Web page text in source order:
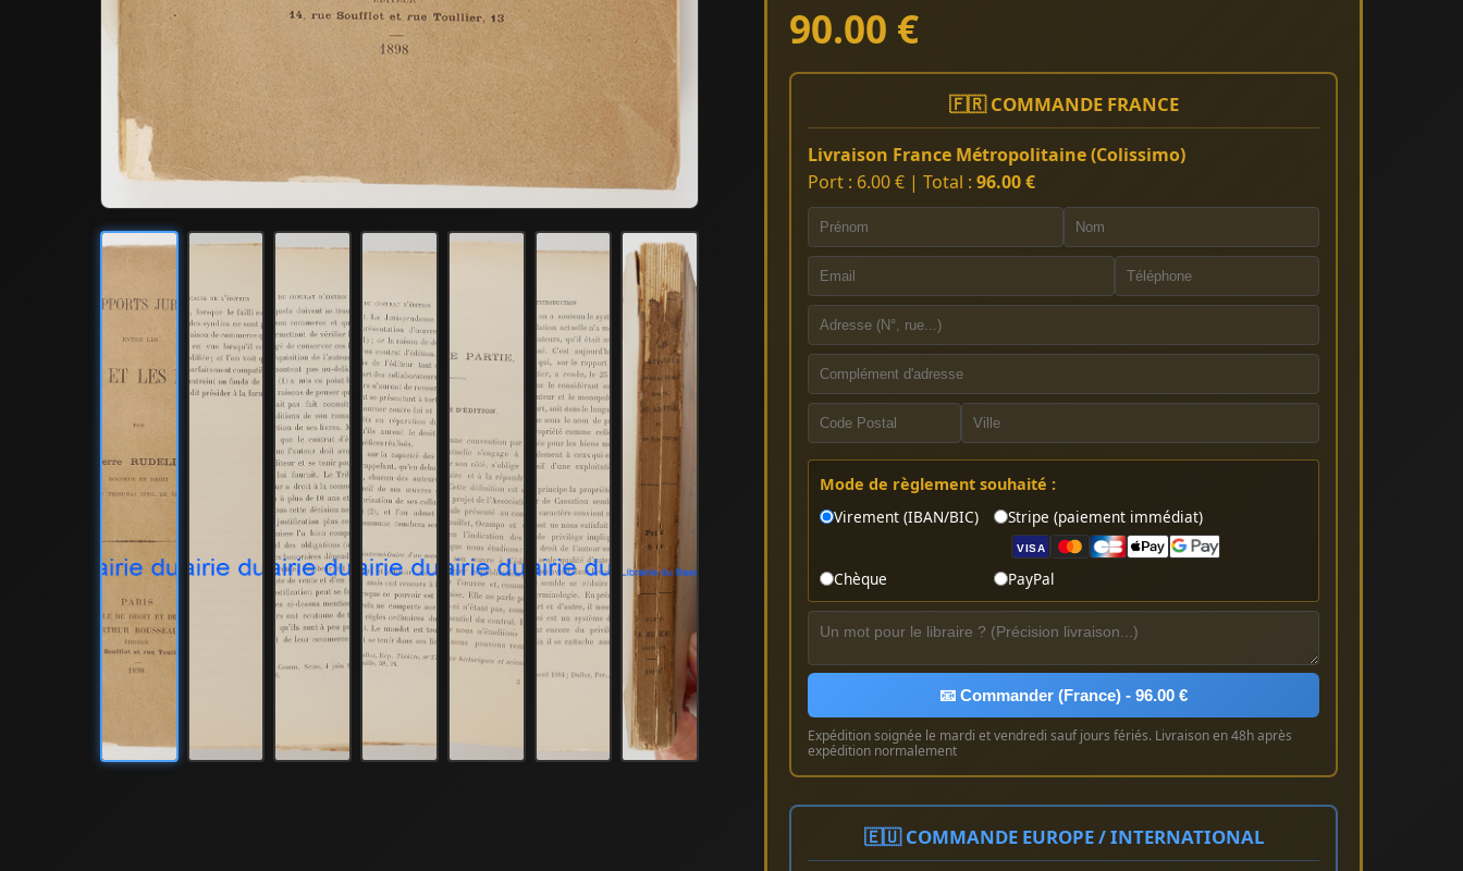
90.00 €
🇫🇷 COMMANDE FRANCE
Livraison France Métropolitaine (Colissimo)
Port : 6.00 € | Total : 96.00 €
Mode de règlement souhaité :
Virement (IBAN/BIC)
Stripe (paiement immédiat)
VISA
Chèque PayPal
📧 Commander (France) - 96.00 €
Expédition soignée le mardi et vendredi sauf jours fériés. Livraison en 48h après
expédition normalement
🇪🇺 COMMANDE EUROPE / INTERNATIONAL